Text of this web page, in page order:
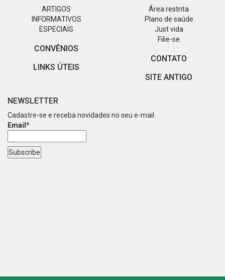
ARTIGOS
INFORMATIVOS
ESPECIAIS
CONVÊNIOS
LINKS ÚTEIS
Área restrita
Plano de saúde
Just vida
Filie-se
CONTATO
SITE ANTIGO
NEWSLETTER
Cadastre-se e receba novidades no seu e-mail
Email*